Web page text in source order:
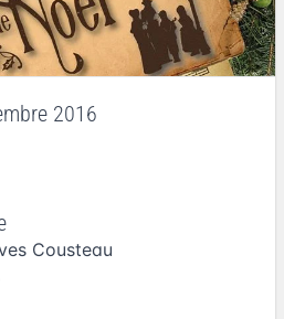
2016
Cousteau